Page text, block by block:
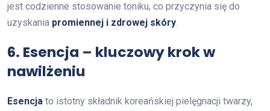
jest codzienne stosowanie toniku, co przyczynia się do
uzyskania promiennej i zdrowej skóry.
6. Esencja – kluczowy krok w
nawilżeniu
Esencja to istotny składnik koreańskiej pielęgnacji twarzy,